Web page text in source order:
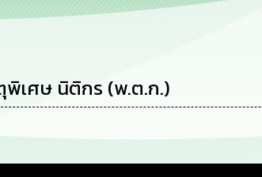
พิเศษ นิติกร (พ.ต.ก.)